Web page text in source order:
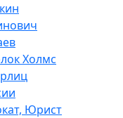
Холмс
Юрист